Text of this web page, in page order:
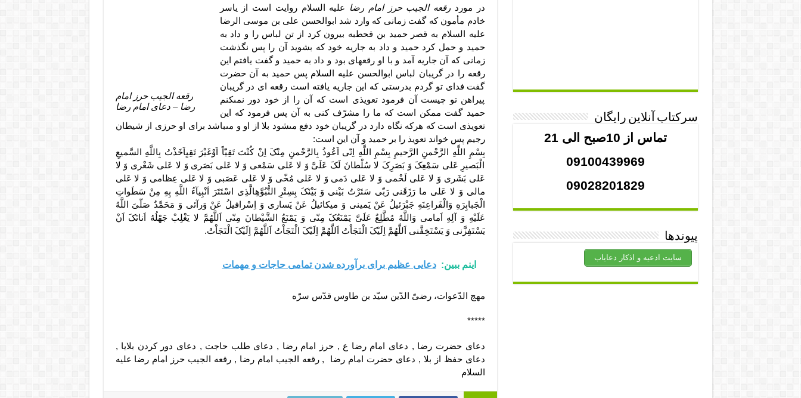
رقعه الجیب حرز امام
رضا – دعای امام رضا
در مورد رقعه الجیب حرز امام رضا علیه السلام روایت است از یاسر
خادم مأمون که گفت زمانى که وارد شد ابوالحسن على بن موسى الرضا
علیه السلام به قصر حمید بن قحطبه بیرون کرد از تن لباس را و داد به
حمید و حمل کرد حمید و داد به جاریه خود که بشوید آن را پس نگذشت
زمانى که آن جاریه آمد و با او رقعهاى بود و داد به حمید و گفت یافتم این
رقعه را در گریبان لباس ابوالحسن علیه السلام پس حمید به آن حضرت
گفت فداى تو گردم بدرستى که این جاریه یافته است رقعه اى در گریبان
پیراهن تو چیست آن فرمود تعویذى است که آن را از خود دور نمىکنم
حمید گفت ممکن است که ما را مشرّف کنى به آن پس فرمود که این
تعویذى است که هرکه نگاه دارد در گریبان خود دفع مىشود بلا از او و مىباشد براى او حرزى از شیطان
رجیم پس خواند تعویذ را بر حمید و آن این است:
بِسْمِ اللَّهِ الرَّحْمنِ الرَّحیمِ بِسْمِ اللَّهِ اِنّى اَعُوذُ بِالرَّحْمنِ مِنْکَ اِنْ کُنْتَ تَقِیّاً اَوْغَیْرَ تَقِىٍاَخَذْتُ بِاللَّهِ السَّمیعِ
الْبَصیرِ عَلى سَمْعِکَ وَ بَصَرِکَ لا سُلْطانَ لَکَ عَلَىَّ وَ لا عَلى سَمْعى وَ لا عَلى بَصَرى وَ لا عَلى شَعْرى وَ لا
عَلى بَشَرى وَ لا عَلى لَحْمى وَ لا عَلى دَمى وَ لا عَلى مُخّى وَ لا عَلى عَصَبى وَ لا عَلى عِظامى وَ لا عَلى
مالى وَ لا عَلى ما رَزَقَنى رَبّى سَتَرْتُ بَیْنى وَ بَیْنَکَ بِسِتْرِ النُّبُوَّهِالَّذِى اسْتَتَرَ اَنْبِیآءُ اللَّهِ بِهِ مِنْ سَطَواتِ
الْجَبابِرَهِ وَالْفَراعِنَهِ جَبْرَئیلُ عَنْ یَمینى وَ میکائیلُ عَنْ یَسارى وَ اِسْرافیلُ عَنْ وَرآئى وَ مَحَمَّدٌ صَلّىَ اللَّهُ
عَلَیْهِ وَ آلِهِ اَمامى وَاللَّهُ مُطَّلِعٌ عَلَىَّ یَمْنَعُکَ مِنّى وَ یَمْنَعُ الشَّیْطانَ مِنّى اَللَّهُمَّ لا یَغْلِبْ جَهْلُهُ اَناتَکَ اَنْ
یَسْتَفِزَّنى وَ یَسْتَخِفَّنى اَللَّهُمَّ اِلَیْکَ الْتَجَاْتُ اَللَّهُمَّ اِلَیْکَ الْتَجَاْتُ اَللَّهُمَّ اِلَیْکَ الْتَجَاْتُ.
اینم ببین: دعایی عظیم برای برآورده شدن تمامی حاجات و مهمات
مهج الدّعوات، رضىّ الدّین سیّد بن طاوس قدّس سرّه
*****
دعای حضرت رضا , دعای امام رضا ع , حرز امام رضا , دعای طلب حاجت , دعای دور کردن بلایا ,
دعای حفظ از بلا , دعای حضرت امام رضا , رقعه الجیب امام رضا , رقعه الجیب حرز امام رضا علیه
السلام
سرکتاب آنلاین رایگان
تماس از 10صبح الی 21
09100439969
09028201829
پیوندها
سایت ادعیه و اذکار دعایاب